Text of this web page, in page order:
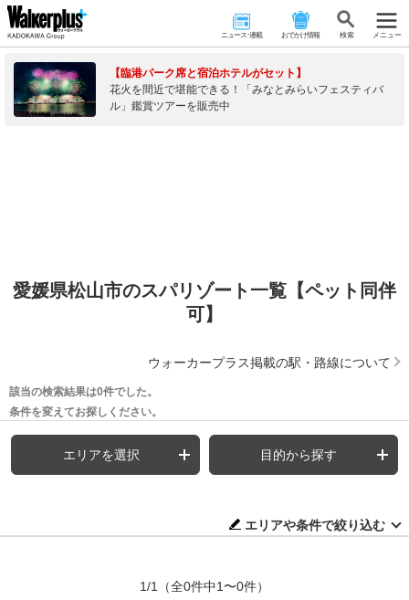
ニュース･連載 おでかけ情報 検 索 メニュー
【臨港パーク席と宿泊ホテルがセット】
花火を間近で堪能できる！「みなとみらいフェスティバ
ル」鑑賞ツアーを販売中
愛媛県松山市のスパリゾート一覧【ペット同伴
可】
ウォーカープラス掲載の駅・路線について
該当の検索結果は0件でした。
条件を変えてお探しください。
エリアを選択 目的から探す
エリアや条件で絞り込む
1/1 （全0件中1〜0件）